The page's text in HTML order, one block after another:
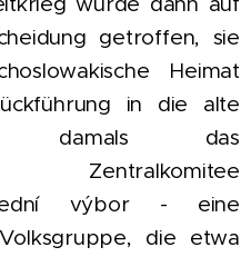
getroffen, sie
Heimat
in die alte
damals das
Zentralkomitee
výbor - eine
die etwa